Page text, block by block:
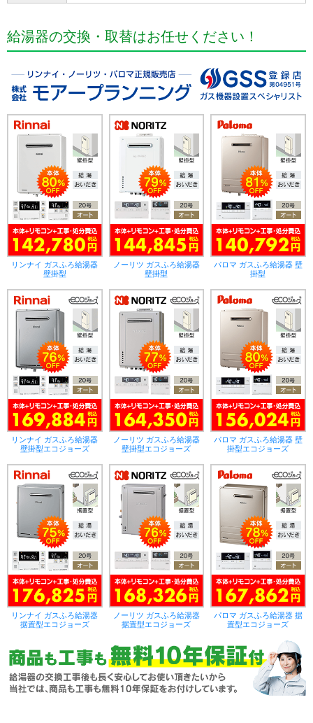
給湯器の交換・取替はお任せください！
リンナイ ガスふろ給湯器
壁掛型
ノーリツ ガスふろ給湯器
壁掛型
パロマ ガスふろ給湯器 壁
掛型
リンナイ ガスふろ給湯器
壁掛型エコジョーズ
ノーリツ ガスふろ給湯器
壁掛型エコジョーズ
パロマ ガスふろ給湯器 壁
掛型エコジョーズ
リンナイ ガスふろ給湯器
据置型エコジョーズ
ノーリツ ガスふろ給湯器
据置型エコジョーズ
パロマ ガスふろ給湯器 据
置型エコジョーズ